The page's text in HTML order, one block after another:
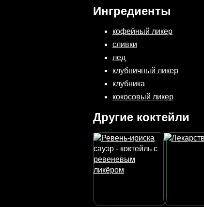
Ингредиенты
кофейный ликер
сливки
лед
клубничный ликер
клубника
кокосовый ликер
Другие коктейли